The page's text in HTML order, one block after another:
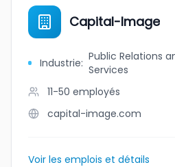
Capital-Image
Industrie: Public Relations
Services
11-50 employés
capital-image.com
Voir les emplois et détails